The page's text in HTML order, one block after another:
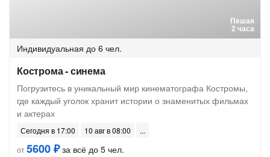
Пешая
2 часа
Индивидуальная до 6 чел.
Кострома - синема
Погрузитесь в уникальный мир кинематографа Костромы,
где каждый уголок хранит истории о знаменитых фильмах
и актерах
Сегодня в 17:00
10 авг в 08:00
от5600 ₽за всё до 5 чел.